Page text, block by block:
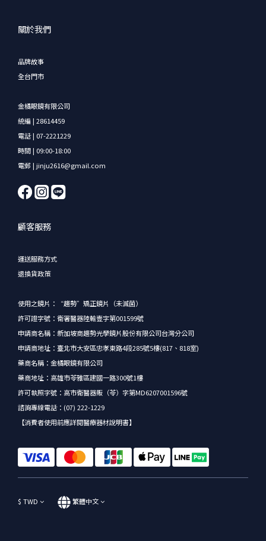
關於我們
品牌故事
全台門市
金橘眼鏡有限公司
統編 | 28614459
電話 | 07-2221229
時間 | 09:00-18:00
電郵 | jinju2616@gmail.com
顧客服務
運送服務方式
退換貨政策
使用之鏡片：“趨勢”矯正鏡片（未滅菌）
許可證字號：衛署醫器陸輸壹字第001599號
申請商名稱：新加坡商趨勢光學鏡片股份有限公司台灣分公司
申請商地址：臺北市大安區忠孝東路4段285號5樓(817、818室)
藥商名稱：金橘眼鏡有限公司
藥商地址：高雄市苓雅區建國一路300號1樓
許可執照字號：高市衛醫器販（苓）字第MD6207001596號
諮詢專線電話：(07) 222-1229
【消費者使用前應詳閱醫療器材說明書】
$ TWD 繁體中文